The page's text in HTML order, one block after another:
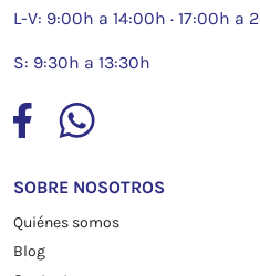
L-V: 9:00h a 14:00h · 17:00h a
S: 9:30h a 13:30h
SOBRE NOSOTROS
Quiénes somos
Blog